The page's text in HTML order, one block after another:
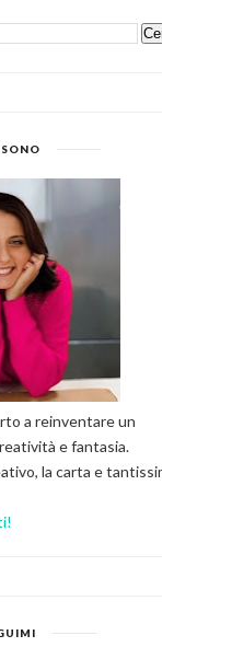
a reinventare un
e fantasia.
la carta e tantissimi